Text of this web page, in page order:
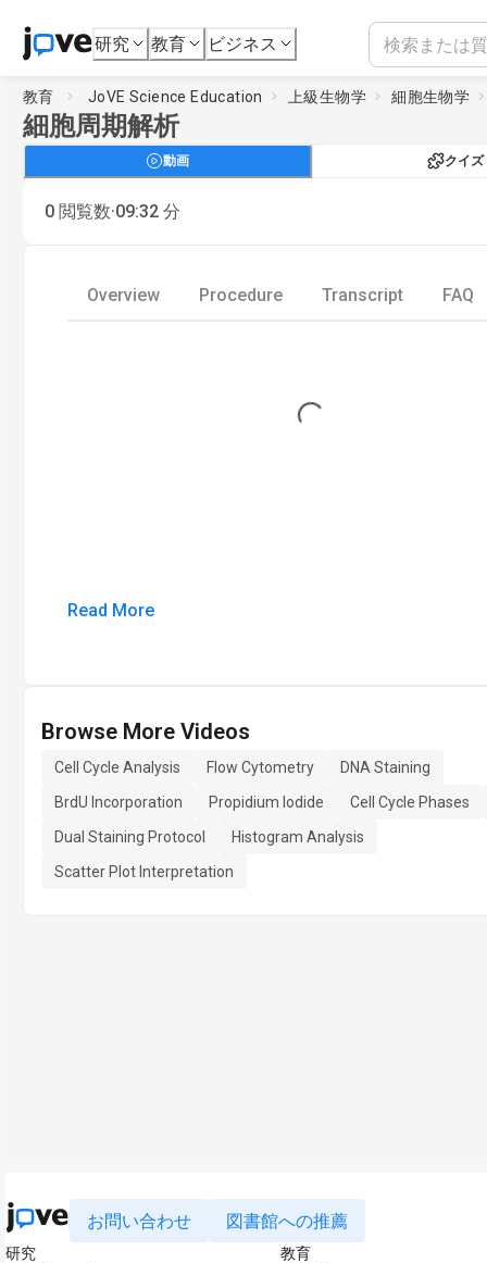
研究 教育 ビジネス
教育 JoVE Science Education 上級生物学 細胞生物学
細胞周期解析
動画 クイズ
0 閲覧数·09:32 分
Overview Procedure Transcript FAQ
Loading...
Read More
Browse More Videos
Cell Cycle Analysis Flow Cytometry
DNA Staining
BrdU Incorporation
Propidium Iodide
Cell Cycle Phases
Dual Staining Protocol
Histogram Analysis
Scatter Plot Interpretation
お問い合わせ 図書館への推薦
研究
教育